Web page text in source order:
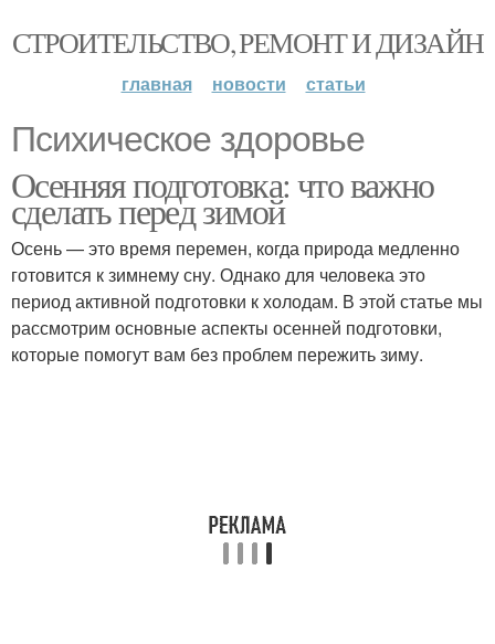
СТРОИТЕЛЬСТВО, РЕМОНТ И ДИЗАЙН
главная новости статьи
Психическое здоровье
Осенняя подготовка: что важно
сделать перед зимой
Осень — это время перемен, когда природа медленно
готовится к зимнему сну. Однако для человека это
период активной подготовки к холодам. В этой статье мы
рассмотрим основные аспекты осенней подготовки,
которые помогут вам без проблем пережить зиму.